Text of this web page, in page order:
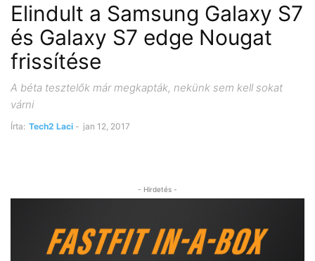
Elindult a Samsung Galaxy S7
és Galaxy S7 edge Nougat
frissítése
A béta tesztelők már megkapták, nekünk sem kell sokat
várni
Írta: Tech2 Laci - jan 12, 2017
- Hirdetés -